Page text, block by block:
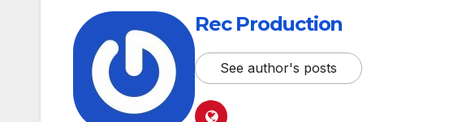
Rec Production
See author's posts